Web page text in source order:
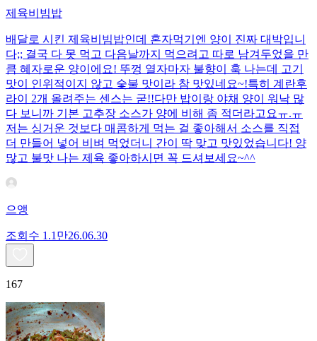
제육비빔밥
배달로 시킨 제육비빔밥인데 혼자먹기엔 양이 진짜 대박입니
다;; 결국 다 못 먹고 다음날까지 먹으려고 따로 남겨두었을 만
큼 혜자로운 양이에요! 뚜껑 열자마자 불향이 훅 나는데 고기
맛이 인위적이지 않고 숯불 맛이라 참 맛있네요~!특히 계란후
라이 2개 올려주는 센스는 굳!! ​다만 밥이랑 야채 양이 워낙 많
다 보니까 기본 고추장 소스가 양에 비해 좀 적더라고요ㅠ.ㅠ
저는 싱거운 것보다 매콤하게 먹는 걸 좋아해서 소스를 직접
더 만들어 넣어 비벼 먹었더니 간이 딱 맞고 맛있었습니다! 양
많고 불맛 나는 제육 좋아하시면 꼭 드셔보세요~^^
으앵
조회수 1.1만26.06.30
167